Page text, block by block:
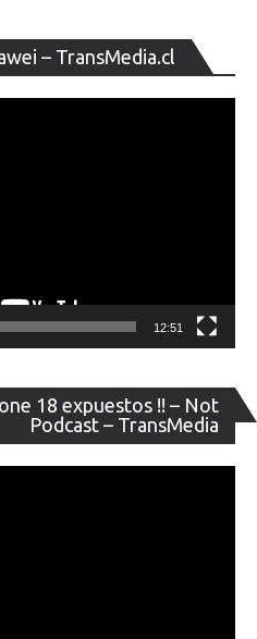
– TransMedia.cl
de
12:51
18 expuestos !! – Not
Podcast – TransMedia
de